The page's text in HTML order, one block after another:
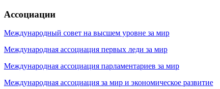
Ассоциации
Международный совет на высшем уровне за мир
Международная ассоциация первых леди за мир
Международная ассоциация парламентариев за мир
Международная ассоциация за мир и экономическое развитие